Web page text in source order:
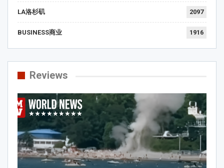
LA洛杉矶 2097
BUSINESS商业 1916
Reviews